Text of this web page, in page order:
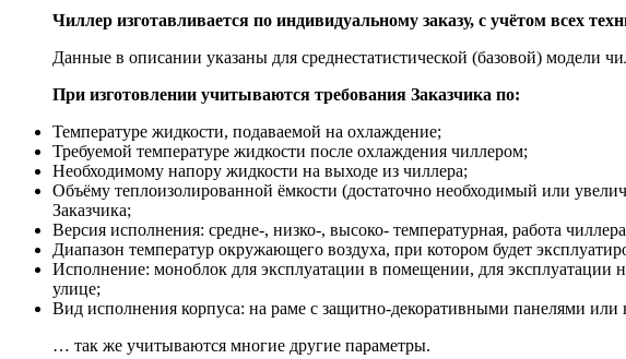
Чиллер изготавливается по индивидуальному заказу, с учётом всех
Данные в описании указаны для среднестатистической (базовой) модели
При изготовлении учитываются требования Заказчика по:
Температуре жидкости, подаваемой на охлаждение;
Требуемой температуре жидкости после охлаждения чиллером;
Необходимому напору жидкости на выходе из чиллера;
Объёму теплоизолированной ёмкости (достаточно необходимый или
Заказчика;
Версия исполнения: средне-, низко-, высоко- температурная, работа
Диапазон температур окружающего воздуха, при котором будет
Исполнение: моноблок для эксплуатации в помещении, для эксплуатации
улице;
Вид исполнения корпуса: на раме с защитно-декоративными панелями или
… так же учитываются многие другие параметры.